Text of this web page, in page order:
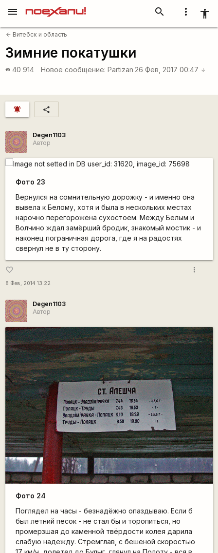
more_vert accessibility_new
search
menu
arrow_back Витебск и область
Зимние покатушки
visibility 40 914 Новое сообщение: Partizan 26 Фев, 2017 00:47 arrow_downward
notifications_active share
Degen1103
Автор
Фото 23
Вернулся на сомнительную дорожку - и именно она
вывела к Белому, хотя и была в нескольких местах
нарочно перегорожена сухостоем. Между Белым и
Волчино ждал замёрший бродик, знакомый мостик - и
наконец пограничная дорога, где я на радостях
свернул не в ту сторону.
favorite_border
8 Фев, 2014 13:22
more_vert
Degen1103
Автор
Фото 24
Поглядел на часы - безнадёжно опаздываю. Если б
был летний песок - не стал бы и торопиться, но
промерзшая до каменной твёрдости колея дарила
слабую надежду. Стремглав, с бешеной скоростью